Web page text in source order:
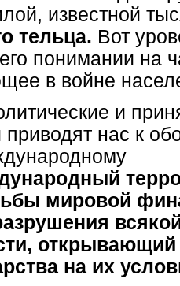
известной
тельца. Вот
понимании на
в войне
и
нас к
мировой
на их